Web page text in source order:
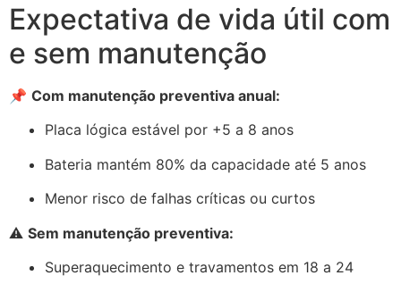
Expectativa de vida útil com
e sem manutenção
📌 Com manutenção preventiva anual:
Placa lógica estável por +5 a 8 anos
Bateria mantém 80% da capacidade até 5 anos
Menor risco de falhas críticas ou curtos
⚠️ Sem manutenção preventiva:
Superaquecimento e travamentos em 18 a 24